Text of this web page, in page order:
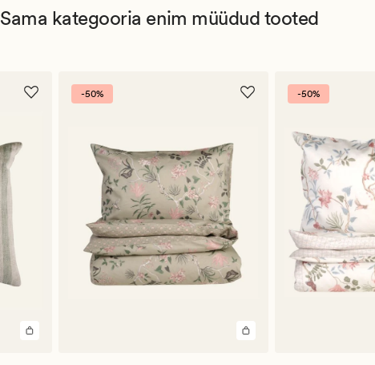
Sama kategooria enim müüdud tooted
-50% -50%